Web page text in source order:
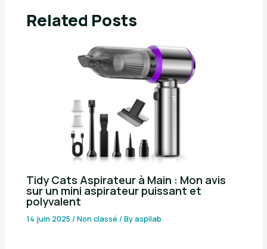
Related Posts
Tidy Cats Aspirateur à Main : Mon avis
sur un mini aspirateur puissant et
polyvalent
14 juin 2025/Non classé / Byaspilab